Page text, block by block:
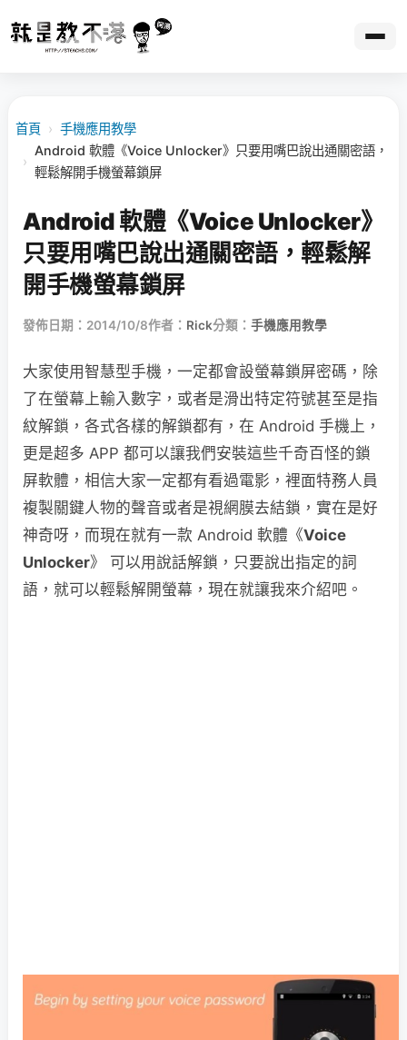
首頁 › 手機應用教學
›
Android 軟體《Voice Unlocker》只要用嘴巴說出通關密語，
輕鬆解開手機螢幕鎖屏
Android 軟體《Voice Unlocker》
只要用嘴巴說出通關密語，輕鬆解
開手機螢幕鎖屏
發佈日期：2014/10/8作者： Rick分類： 手機應用教學
大家使用智慧型手機，一定都會設螢幕鎖屏密碼，除
了在螢幕上輸入數字，或者是滑出特定符號甚至是指
紋解鎖，各式各樣的解鎖都有，在 Android 手機上，
更是超多 APP 都可以讓我們安裝這些千奇百怪的鎖
屏軟體，相信大家一定都有看過電影，裡面特務人員
複製關鍵人物的聲音或者是視網膜去結鎖，實在是好
神奇呀，而現在就有一款 Android 軟體《Voice
Unlocker》 可以用說話解鎖，只要說出指定的詞
語，就可以輕鬆解開螢幕，現在就讓我來介紹吧。